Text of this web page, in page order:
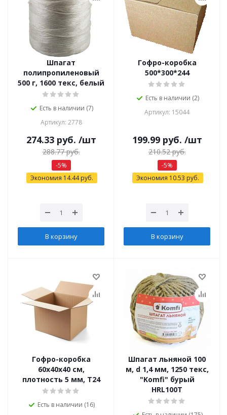
Шпагат
полипропиленовый
500 г, 1600 текс, белый
Есть в наличии (7)
Артикул: 2778
274.33руб. /шт
288.77руб.
-5%
Экономия 14.44руб.
В корзину
Гофро-коробка
500*300*244
Есть в наличии (2)
Артикул: 15044
199.99руб. /шт
210.52руб.
-5%
Экономия 10.53 руб.
В корзину
Гофро-коробка
60х40х40 см,
плотность 5 мм, Т24
Есть в наличии (16)
Шпагат льняной 100
м, d 1,4 мм, 1250 текс,
"Komfi" бурый
HRL100T